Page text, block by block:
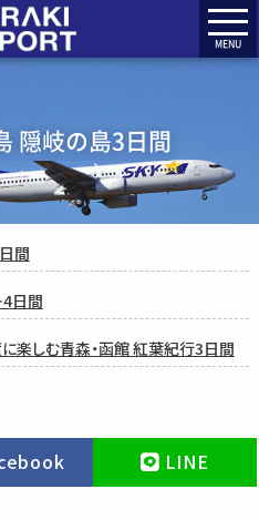
MENU
隠岐の島3日間
間
日間
楽しむ青森・函館 紅葉紀行3日間
LINE